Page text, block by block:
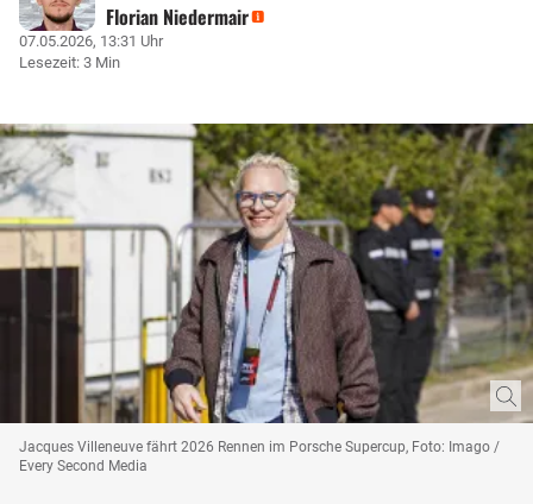
Florian Niedermair
07.05.2026, 13:31 Uhr
Lesezeit: 3 Min
Jacques Villeneuve fährt 2026 Rennen im Porsche Supercup, Foto: Imago /
Every Second Media